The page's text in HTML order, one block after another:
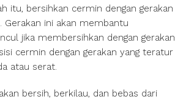
itu, bersihkan cermin dengan gerakan
Gerakan ini akan membantu
jika membersihkan dengan gerakan
cermin dengan gerakan yang teratur
atau serat.
bersih, berkilau, dan bebas dari